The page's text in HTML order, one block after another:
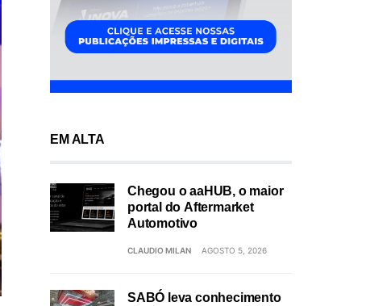
EM ALTA
Chegou o aaHUB, o maior
portal do Aftermarket
Automotivo
CLAUDIO MILAN AGOSTO 5, 2026
SABÓ leva conhecimento